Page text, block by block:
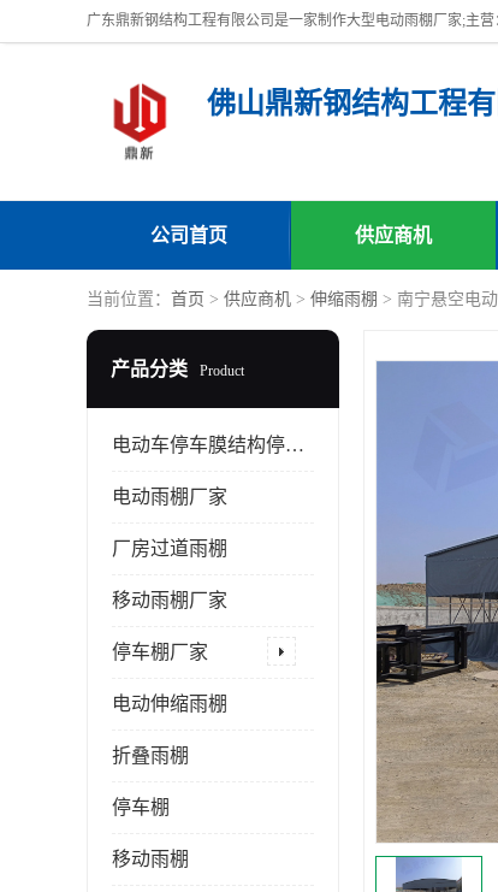
佛山鼎新钢结构工程
公司首页 供应商机
当前位置： 首页 > 供应商机 > 伸缩雨棚 > 南宁悬空电
产品分类 Product
电动车停车膜结构停车棚
电动雨棚厂家
厂房过道雨棚
移动雨棚厂家
停车棚厂家
电动伸缩雨棚
折叠雨棚
停车棚
移动雨棚